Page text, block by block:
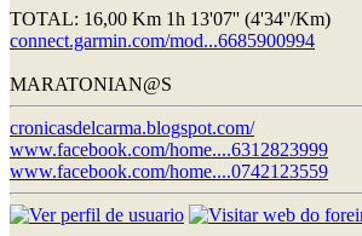
TOTAL: 16,00 Km 1h 13'07'' (4'34''/Km)
connect.garmin.com/mod...6685900994
MARATONIAN@S
cronicasdelcarma.blogspot.com/
www.facebook.com/home....6312823999
www.facebook.com/home....0742123559